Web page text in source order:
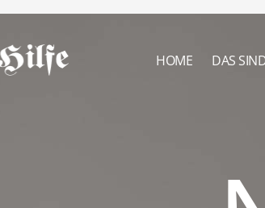
HOME DAS